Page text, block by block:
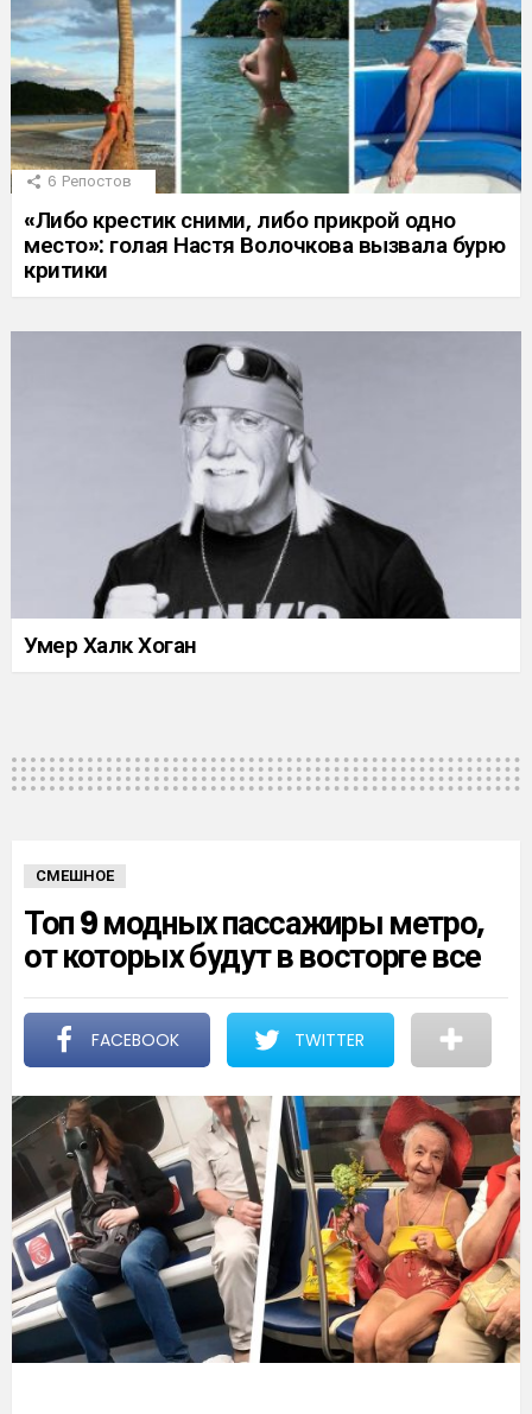
6 Репостов
«Либо крестик сними, либо прикрой одно
место»: голая Настя Волочкова вызвала бурю
критики
Умер Халк Хоган
СМЕШНОЕ
Топ 9 модных пассажиры метро,
от которых будут в восторге все
FACEBOOK TWITTER